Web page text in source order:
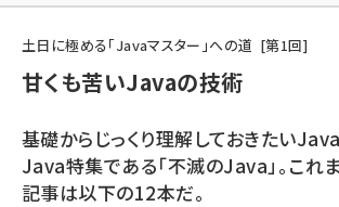
ツ
加藤銘のチーム貢献～仲間と築いた
北海道をのんびり旅する晴山佳須夫の
drupal (1963)
土日に極める「Javaマスター」への道 第1回
甘くも苦いJavaの技術
基礎からじっくり理解しておきたい
Java特集である「不滅のJava」。これ
記事は以下の12本だ。